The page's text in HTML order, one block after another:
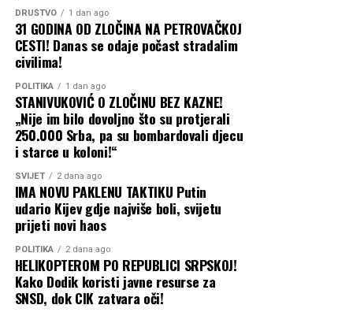
Konzervativne sudije bile podijeljene
Iako je Tramp izgubio slučaj rezultatom 6:3, odluka je
pokazala ozbiljne razlike među konzervativnim sudijama
Vrhovnog suda.
Sudije Klarens Tomas (Clarence Thomas), Semjuel Alito
(Samuel Alito) i Nil Gorsuč (Neil Gorsuch) nisu se složile
sa većinom. Tomas i Gorsuč posebno su osporavali
tumačenje prema kojem 14. amandman tako široko štiti
državljanstvo djece stranaca rođene u SAD.
Kavano je, s druge strane, glasao da Trampova uredba
ne može opstati, ali je svoj zaključak zasnovao na
saveznom zakonu, a ne na istom ustavnom obrazloženju
kao petočlana većina.
DRUŠTVO 1 dan ago
31 GODINA OD ZLOČINA NA PETROVAČKOJ
CESTI! Danas se odaje počast stradalim
civilima!
POLITIKA 1 dan ago
STANIVUKOVIĆ O ZLOČINU BEZ KAZNE!
„Nije im bilo dovoljno što su protjerali
250.000 Srba, pa su bombardovali djecu
i starce u koloni!“
SVIJET 2 dana ago
IMA NOVU PAKLENU TAKTIKU Putin
udario Kijev gdje najviše boli, svijetu
prijeti novi haos
POLITIKA 2 dana ago
HELIKOPTEROM PO REPUBLICI SRPSKOJ!
Kako Dodik koristi javne resurse za
SNSD, dok CIK zatvara oči!